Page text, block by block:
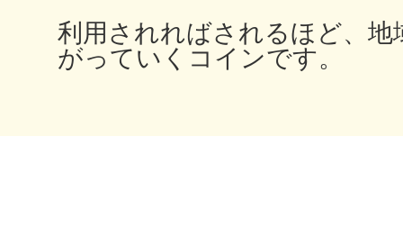
利用されればされるほど、地
がっていくコインです。
鎌倉